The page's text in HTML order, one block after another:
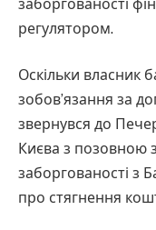
заборгованості
регулятором.
Оскільки власник
зобов’язання за
звернувся до
Києва з позовною
заборгованості з
про стягнення